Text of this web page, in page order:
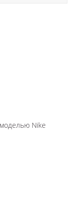
Nike